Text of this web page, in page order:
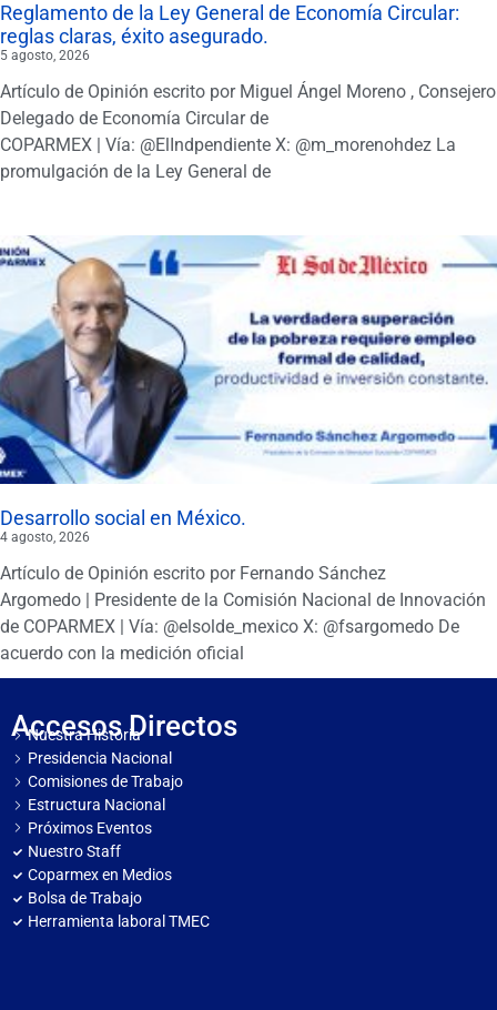
Reglamento de la Ley General de Economía Circular:
reglas claras, éxito asegurado.
5 agosto, 2026
Artículo de Opinión escrito por Miguel Ángel Moreno , Consejero
Delegado de Economía Circular de
COPARMEX | Vía: @ElIndpendiente X: @m_morenohdez La
promulgación de la Ley General de
Desarrollo social en México.
4 agosto, 2026
Artículo de Opinión escrito por Fernando Sánchez
Argomedo | Presidente de la Comisión Nacional de Innovación
de COPARMEX | Vía: @elsolde_mexico X: @fsargomedo De
acuerdo con la medición oficial
Accesos Directos
Nuestra Historia
Presidencia Nacional
Comisiones de Trabajo
Estructura Nacional
Próximos Eventos
Nuestro Staff
Coparmex en Medios
Bolsa de Trabajo
Herramienta laboral TMEC